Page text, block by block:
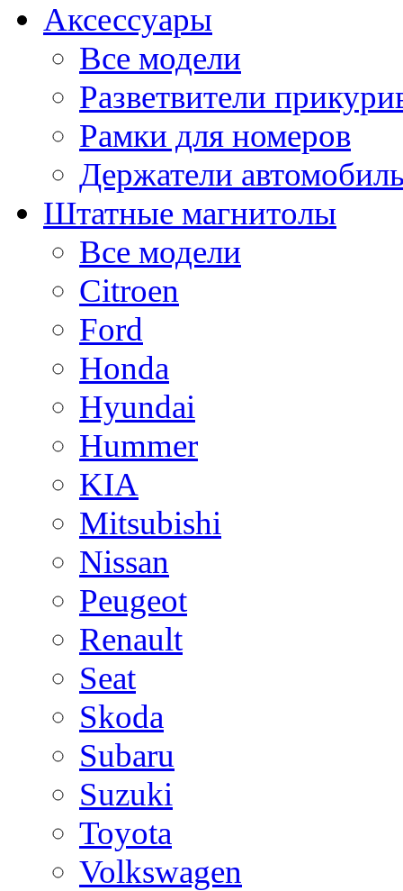
Аксессуары
Все модели
Разветвители
Рамки для номеров
Держатели
Штатные магнитолы
Все модели
Citroen
Ford
Honda
Hyundai
Hummer
KIA
Mitsubishi
Nissan
Peugeot
Renault
Seat
Skoda
Subaru
Suzuki
Toyota
Volkswagen